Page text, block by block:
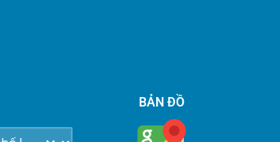
BẢN ĐỒ